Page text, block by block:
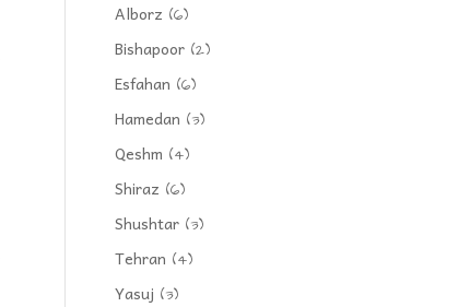
Alborz (6)
Bishapoor (2)
Esfahan (6)
Hamedan (3)
Qeshm (4)
Shiraz (6)
Shushtar (3)
Tehran (4)
Yasuj (3)